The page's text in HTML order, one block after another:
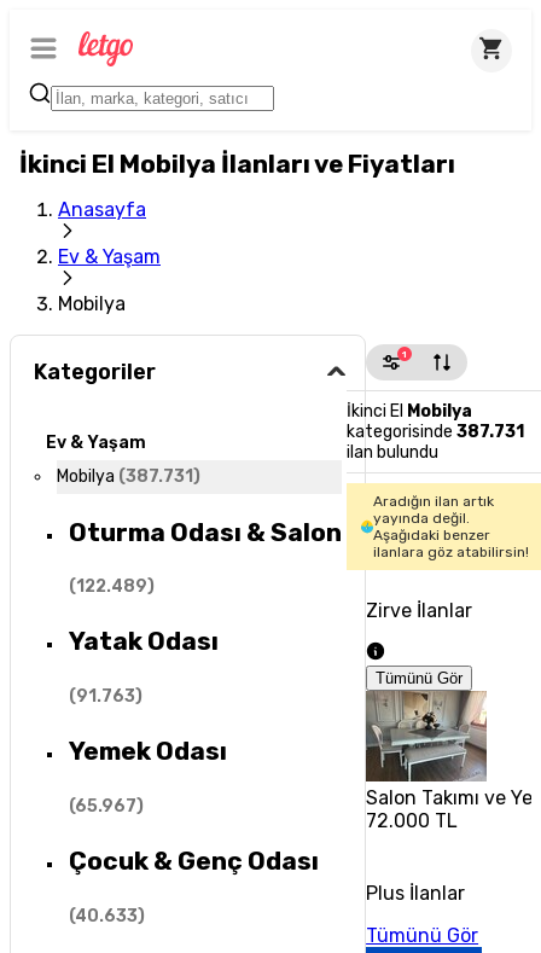
İkinci El Mobilya İlanları ve Fiyatları
Anasayfa
Ev & Yaşam
Mobilya
Kategoriler
Ev & Yaşam
Mobilya (387.731)
Oturma Odası & Salon
(122.489)
Yatak Odası
(91.763)
Yemek Odası
(65.967)
Çocuk & Genç Odası
(40.633)
1
İkinci El Mobilya
kategorisinde 387.731
ilan bulundu
Aradığın ilan artık
yayında değil.
Aşağıdaki benzer
ilanlara göz atabilirsin!
Zirve İlanlar
Tümünü Gör
Salon Takımı ve
72.000 TL
Plus İlanlar
Tümünü Gör